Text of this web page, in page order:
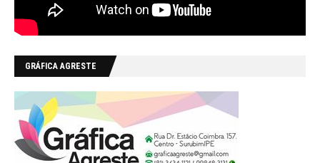
GRÁFICA AGRESTE